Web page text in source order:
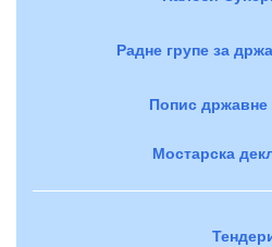
Радне групе за
Попис
Мостарска